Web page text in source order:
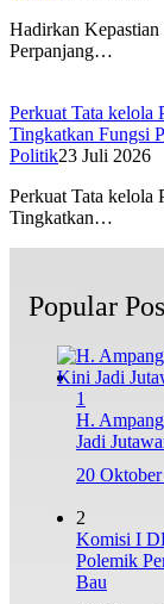
Hadirkan
Perpanjang…
Perkuat Tata kelola
Tingkatkan Fungsi
Politik23 Juli 2026
Perkuat Tata kelola
Tingkatkan…
Popular
1
H.
Jadi
20
2
Komisi I
Polemik
Bau